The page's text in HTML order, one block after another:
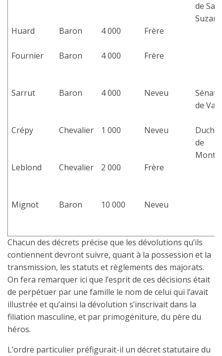
de
Huard
Baron 4 000 Frère
Fournier Baron 4 000 Frère
Sarrut Baron 4 000 Neveu
de
Crépy Chevalier 1 000 Neveu
de
Leblond
Chevalier 2 000 Frère
Mignot Baron 10 000 Neveu
Chacun des décrets précise que les dévolutions qu’ils
contiennent devront suivre, quant à la possession et la
transmission, les statuts et règlements des majorats.
On fera remarquer ici que l’esprit de ces décisions était
de perpétuer par une famille le nom de celui qui l’avait
illustrée et qu’ainsi la dévolution s’inscrivait dans la
filiation masculine, et par primogéniture, du père du
héros.
L’ordre particulier préfigurait-il un décret statutaire du